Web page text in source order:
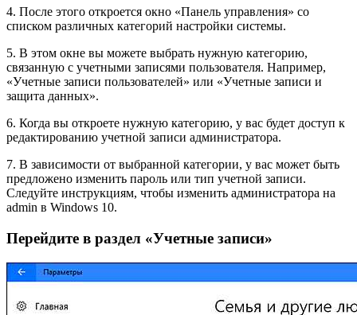
4. После этого откроется окно «Панель управления» со
списком различных категорий настройки системы.
5. В этом окне вы можете выбрать нужную категорию,
связанную с учетными записями пользователя. Например,
«Учетные записи пользователей» или «Учетные записи и
защита данных».
6. Когда вы откроете нужную категорию, у вас будет доступ к
редактированию учетной записи администратора.
7. В зависимости от выбранной категории, у вас может быть
предложено изменить пароль или тип учетной записи.
Следуйте инструкциям, чтобы изменить администратора на
admin в Windows 10.
Перейдите в раздел «Учетные записи»